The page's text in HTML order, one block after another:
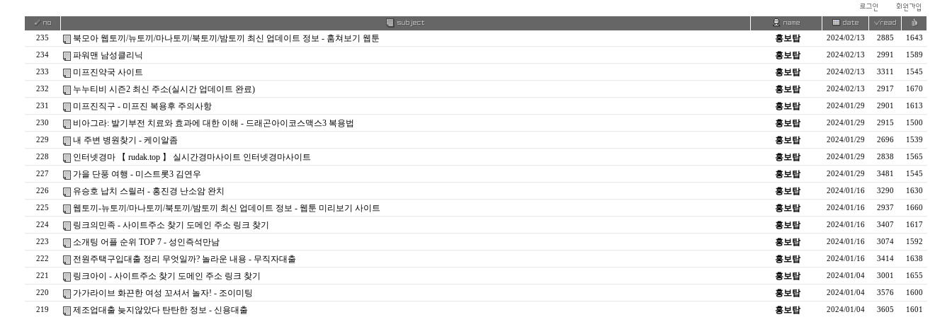
235 북모아 웹토끼/뉴토끼/마나토끼/북토끼/밤토끼 최신 업데이트 정보 - 훔쳐보기 웹툰 홍보탑 2024/02/13 2885 1643
234 파워맨 남성클리닉 홍보탑 2024/02/13 2991 1589
233 미프진약국 사이트 홍보탑 2024/02/13 3311 1545
232 누누티비 시즌2 최신 주소(실시간 업데이트 완료) 홍보탑 2024/02/13 2917 1670
231 미프진직구 - 미프진 복용후 주의사항 홍보탑 2024/01/29 2901 1613
230 비아그라: 발기부전 치료와 효과에 대한 이해 - 드래곤아이코스맥스3 복용법 홍보탑 2024/01/29 2915 1500
229 내 주변 병원찾기 - 케이알좀 홍보탑 2024/01/29 2696 1539
228 인터넷경마 【 rudak.top 】 실시간경마사이트 인터넷경마사이트 홍보탑 2024/01/29 2838 1565
227 가을 단풍 여행 - 미스트롯3 김연우 홍보탑 2024/01/29 3481 1545
226 유승호 납치 스릴러 - 홍진경 난소암 완치 홍보탑 2024/01/16 3290 1630
225 웹토끼-뉴토끼/마나토끼/북토끼/밤토끼 최신 업데이트 정보 - 웹툰 미리보기 사이트 홍보탑 2024/01/16 2937 1660
224 링크의민족 - 사이트주소 찾기 도메인 주소 링크 찾기 홍보탑 2024/01/16 3407 1617
223 소개팅 어플 순위 TOP 7 - 성­인­즉­석­만­남 홍보탑 2024/01/16 3074 1592
222 전원주택구입대출 정리 무엇일까? 놀라운 내용 - 무직자대출 홍보탑 2024/01/16 3414 1638
221 링크아이 - 사이트주소 찾기 도메인 주소 링크 찾기 홍보탑 2024/01/04 3001 1655
220 가가라이브 화끈한 여성 꼬셔서 놀자! - 조­이­미­팅 홍보탑 2024/01/04 3576 1600
219 제조업대출 늦지않았다 탄탄한 정보 - 신용대출 홍보탑 2024/01/04 3605 1601